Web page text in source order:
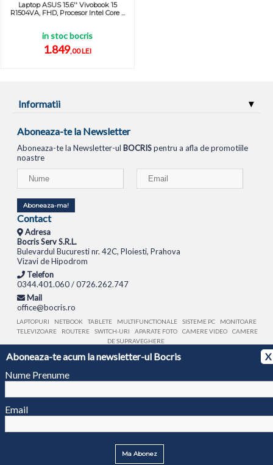
Aboneaza-te acum la newsletter-ul Bocris
X
Nume Prenume
Email
Ma Abonez
Laptop ASUS 15.6'' Vivobook 15
R1504VA, FHD, Procesor Intel Core ...
in stoc bocris
1.849,00 LEI
Informatii
Aboneaza-te la Newsletter
Aboneaza-te la Newsletter-ul BOCRISpentru a afla de promotiile
noastre
Aboneaza-ma!
Contact
Adresa
Bocris Serv S.R.L.
Bulevardul Bucuresti nr. 42C, Ploiesti, Prahova
Vizavi de Hipodrom
Telefon
0344.401.060 / 0726.262.747
Mail
office@bocris.ro
LAPTOPURI NETBOOK TABLETE MULTIFUNCTIONALE SISTEME PC
MONITOARE
TELEVIZOARE
ROUTERE SWITCH-URI APARATE FOTO CAMERE VIDEO
CAMERE
DE SUPRAVEGHERE